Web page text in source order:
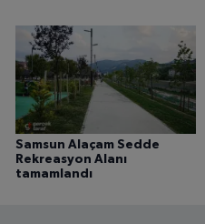
Samsun Alaçam Sedde
Rekreasyon Alanı
tamamlandı